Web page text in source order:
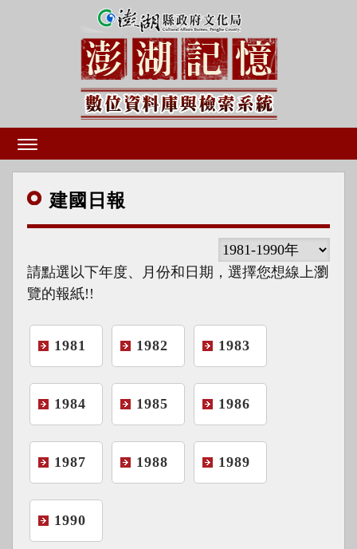
建國 日報
請點選以下年度、月份和日期，選擇您想線上瀏
覽的報紙!!
1981 1982 1983
1984 1985 1986
1987 1988 1989
1990